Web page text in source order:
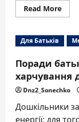
Read MoreRead
more
Для Батьків
Поради
харчування
Dnz2_Sonechko
Дошкільники
енергії; для